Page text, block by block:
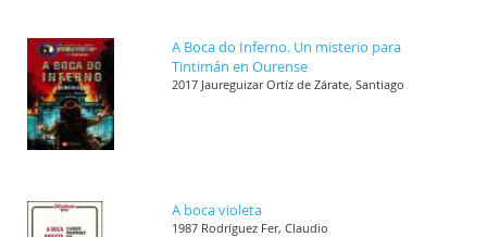
A Boca do Inferno. Un misterio para
Tintimán en Ourense
2017 Jaureguizar Ortíz de Zárate, Santiago
A boca violeta
1987 Rodríguez Fer, Claudio